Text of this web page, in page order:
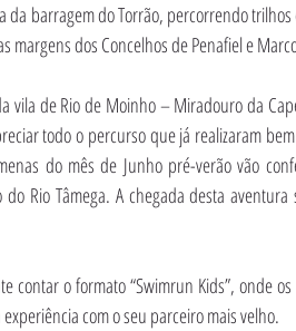
da barragem do Torrão, percorrendo
margens dos Concelhos de Penafiel e
vila de Rio de Moinho – Miradouro da
todo o percurso que já realizaram
do mês de Junho pré-verão vão
Rio Tâmega. A chegada desta
contar o formato “Swimrun Kids”, onde
com o seu parceiro mais velho.